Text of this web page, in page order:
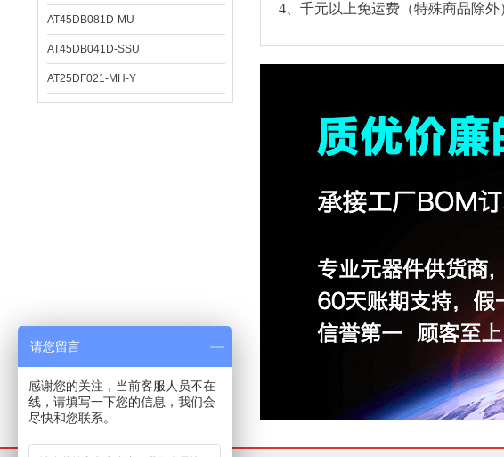
AT45DB081D-MU
AT45DB041D-SSU
AT25DF021-MH-Y
4、千元以上免运费（特殊商品除外
请您留言
感谢您的关注，当前客服人员不在
线，请填写一下您的信息，我们会
尽快和您联系。